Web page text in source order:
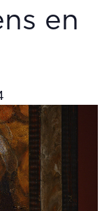
en